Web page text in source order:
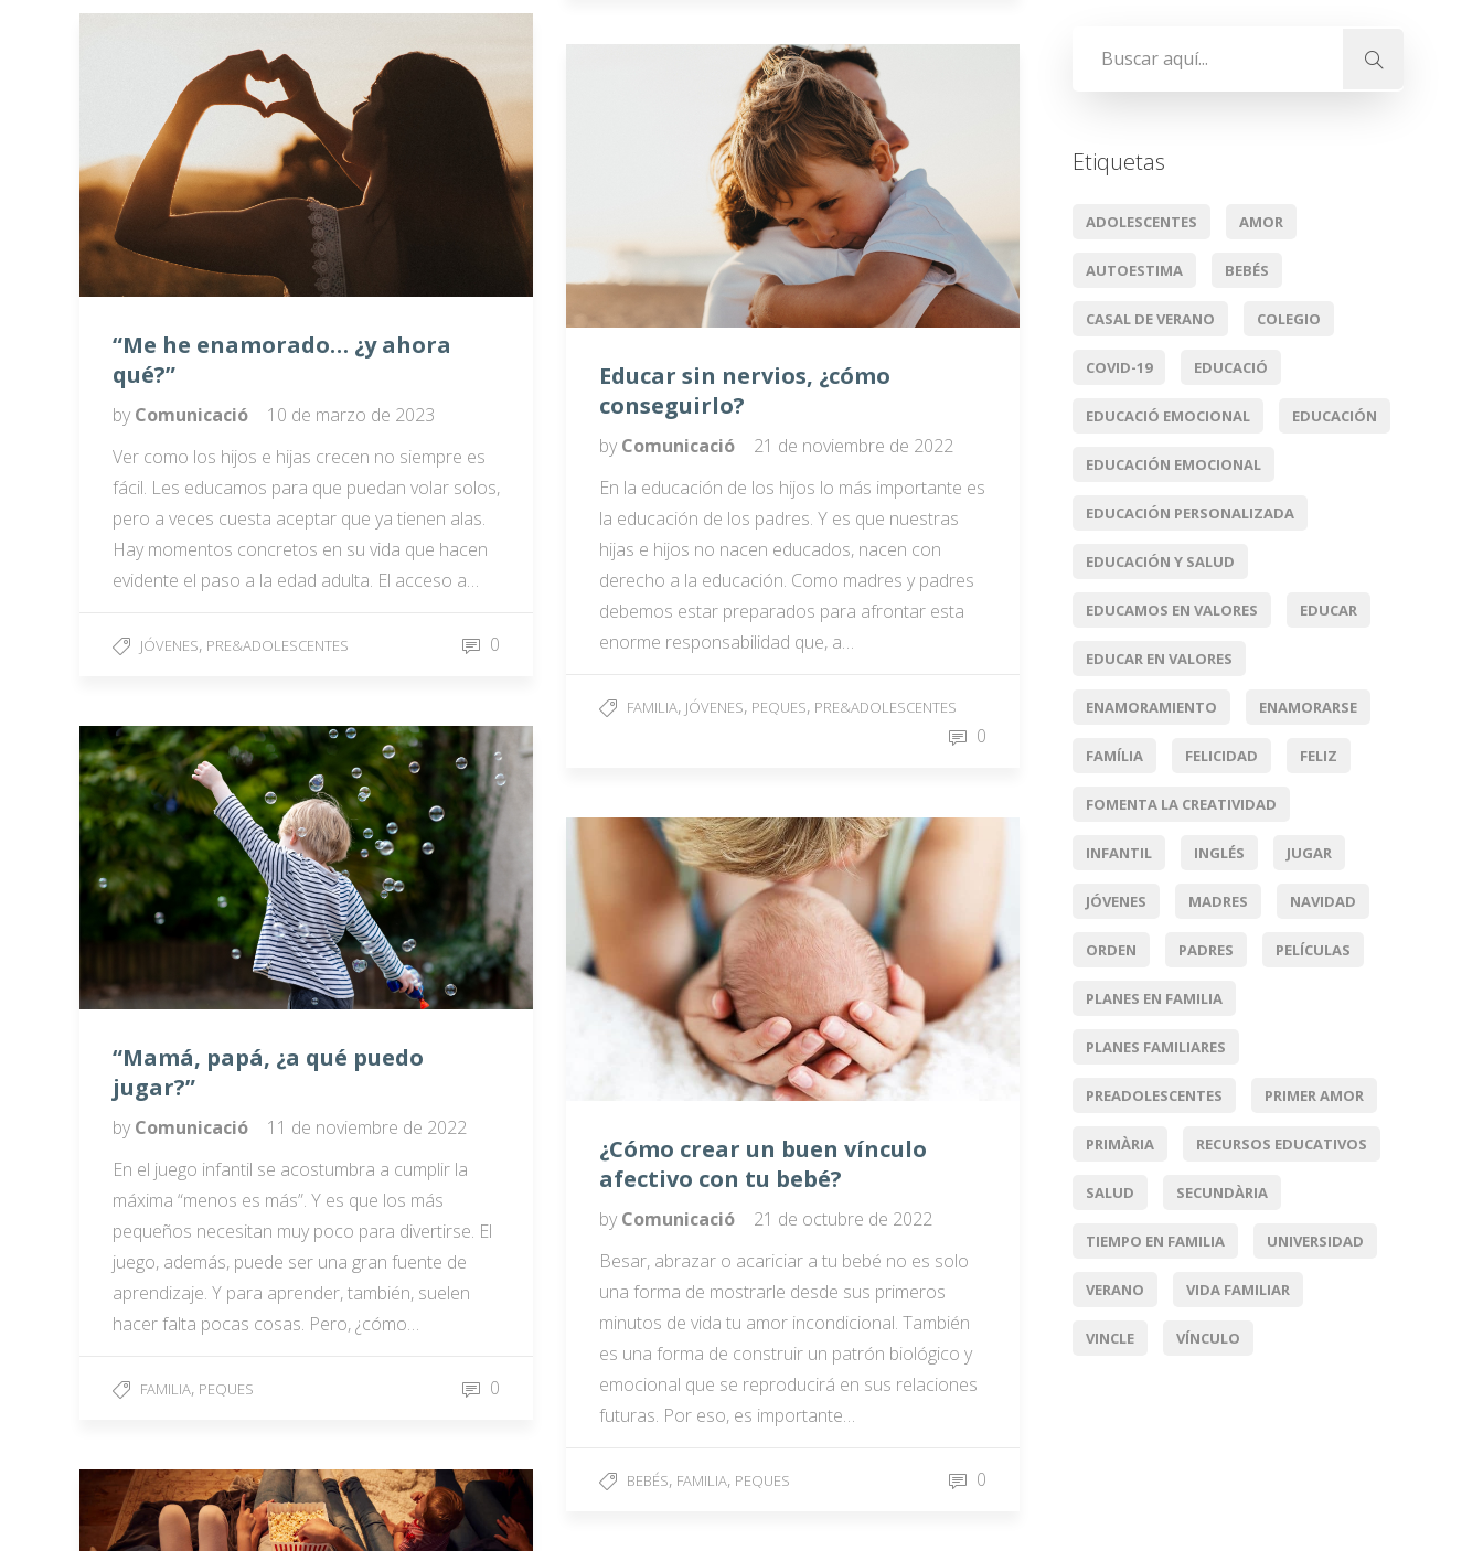
“Me he enamorado… ¿y ahora
qué?”
by Comunicació
10 de marzo de 2023
Ver como los hijos e hijas crecen no siempre es
fácil. Les educamos para que puedan volar solos,
pero a veces cuesta aceptar que ya tienen alas.
Hay momentos concretos en su vida que hacen
evidente el paso a la edad adulta. El acceso a…
JÓVENES, PRE&ADOLESCENTES 0
Educar sin nervios, ¿cómo
conseguirlo?
by Comunicació
21 de noviembre de 2022
En la educación de los hijos lo más importante es
la educación de los padres. Y es que nuestras
hijas e hijos no nacen educados, nacen con
derecho a la educación. Como madres y padres
debemos estar preparados para afrontar esta
enorme responsabilidad que, a…
FAMILIA, JÓVENES, PEQUES, PRE&ADOLESCENTES
0
“Mamá, papá, ¿a qué puedo
jugar?”
by Comunicació
11 de noviembre de 2022
En el juego infantil se acostumbra a cumplir la
máxima “menos es más”. Y es que los más
pequeños necesitan muy poco para divertirse. El
juego, además, puede ser una gran fuente de
aprendizaje. Y para aprender, también, suelen
hacer falta pocas cosas. Pero, ¿cómo…
FAMILIA, PEQUES 0
¿Cómo crear un buen vínculo
afectivo con tu bebé?
by Comunicació
21 de octubre de 2022
Besar, abrazar o acariciar a tu bebé no es solo
una forma de mostrarle desde sus primeros
minutos de vida tu amor incondicional. También
es una forma de construir un patrón biológico y
emocional que se reproducirá en sus relaciones
futuras. Por eso, es importante…
BEBÉS, FAMILIA, PEQUES 0
Etiquetas
ADOLESCENTES AMOR
AUTOESTIMA BEBÉS
CASAL DE VERANO COLEGIO
COVID-19 EDUCACIÓ
EDUCACIÓ EMOCIONAL EDUCACIÓN
EDUCACIÓN EMOCIONAL
EDUCACIÓN PERSONALIZADA
EDUCACIÓN Y SALUD
EDUCAMOS EN VALORES EDUCAR
EDUCAR EN VALORES
ENAMORAMIENTO ENAMORARSE
FAMÍLIA FELICIDAD FELIZ
FOMENTA LA CREATIVIDAD
INFANTIL INGLÉS JUGAR
JÓVENES MADRES NAVIDAD
ORDEN PADRES PELÍCULAS
PLANES EN FAMILIA
PLANES FAMILIARES
PREADOLESCENTES PRIMER AMOR
PRIMÀRIA RECURSOS EDUCATIVOS
SALUD SECUNDÀRIA
TIEMPO EN FAMILIA UNIVERSIDAD
VERANO VIDA FAMILIAR
VINCLE VÍNCULO